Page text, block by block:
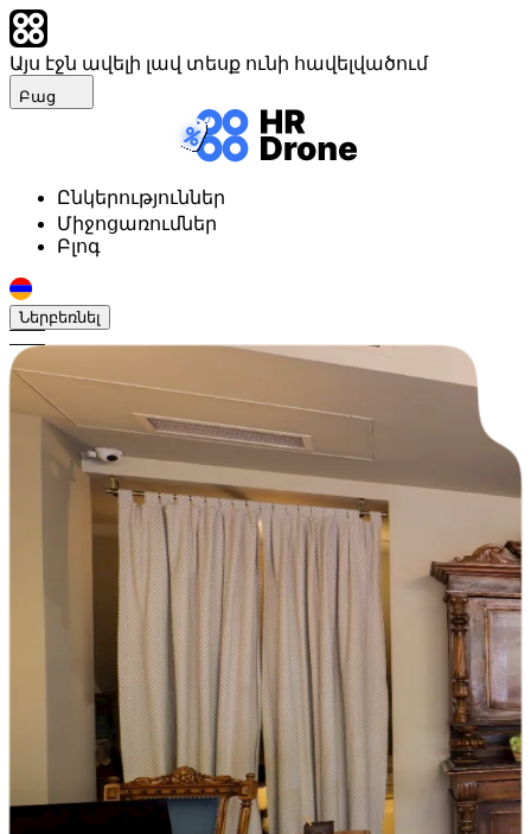
Այս էջն ավելի լավ տեսք ունի հավելվածում
Բաց
Ընկերություններ
Միջոցառումներ
Բլոգ
Ներբեռնել